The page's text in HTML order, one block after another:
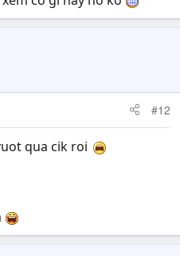
#12
qua cik roi